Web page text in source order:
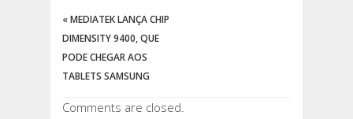
«MEDIATEK LANÇA CHIP
DIMENSITY 9400, QUE
PODE CHEGAR AOS
TABLETS SAMSUNG
Comments are closed.